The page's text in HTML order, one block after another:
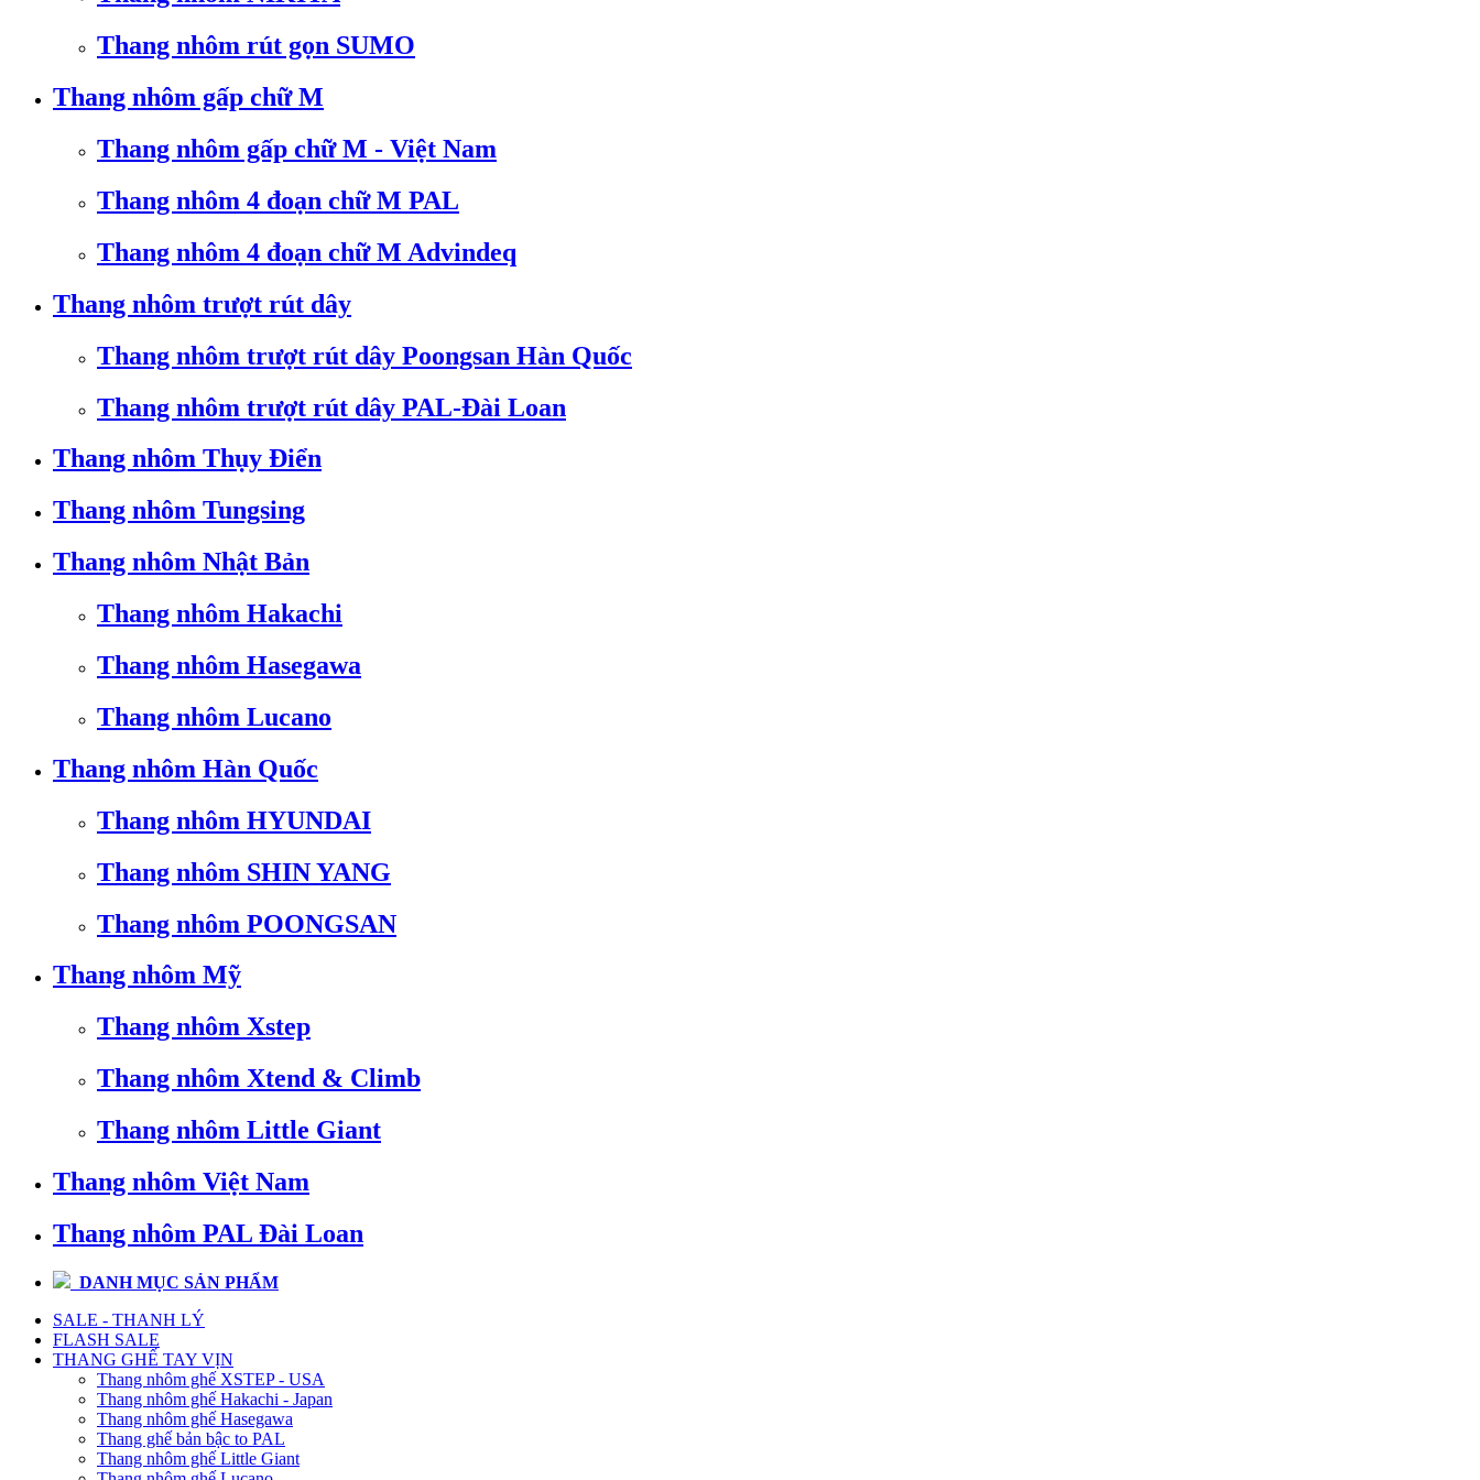
Thang nhôm rút gọn SUMO
Thang nhôm gấp chữ M
Thang nhôm gấp chữ M - Việt Nam
Thang nhôm 4 đoạn chữ M PAL
Thang nhôm 4 đoạn chữ M Advindeq
Thang nhôm trượt rút dây
Thang nhôm trượt rút dây Poongsan Hàn Quốc
Thang nhôm trượt rút dây PAL-Đài Loan
Thang nhôm Thụy Điển
Thang nhôm Tungsing
Thang nhôm Nhật Bản
Thang nhôm Hakachi
Thang nhôm Hasegawa
Thang nhôm Lucano
Thang nhôm Hàn Quốc
Thang nhôm HYUNDAI
Thang nhôm SHIN YANG
Thang nhôm POONGSAN
Thang nhôm Mỹ
Thang nhôm Xstep
Thang nhôm Xtend & Climb
Thang nhôm Little Giant
Thang nhôm Việt Nam
Thang nhôm PAL Đài Loan
DANH MỤC SẢN PHẨM
SALE - THANH LÝ
FLASH SALE
THANG GHẾ TAY VỊN
Thang nhôm ghế XSTEP - USA
Thang nhôm ghế Hakachi - Japan
Thang nhôm ghế Hasegawa
Thang ghế bản bậc to PAL
Thang nhôm ghế Little Giant